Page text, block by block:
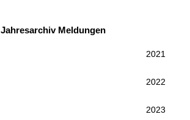
Jahresarchiv Meldungen
2021
2022
2023